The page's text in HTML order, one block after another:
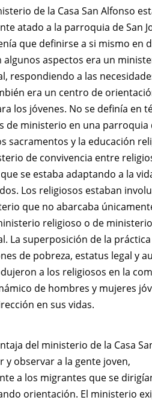
de la Casa San Alfonso
atado a la parroquia de San
que definirse a si mismo en
algunos aspectos era un
respondiendo a las
era un centro de
los jóvenes. No se definía en
de ministerio en una parroquia
sacramentos y la educación
de convivencia entre
se estaba adaptando a la
Los religiosos estaban
que no abarcaba
religioso o de
La superposición de la
de pobreza, estatus legal y
a los religiosos en la
de hombres y mujeres
en sus vidas.
del ministerio de la Casa
y observar a la gente joven,
a los migrantes que se
orientación. El ministerio